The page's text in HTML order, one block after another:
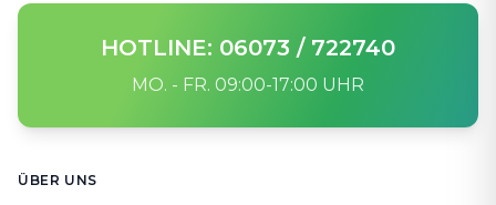
HOTLINE: 06073 / 722740
MO. - FR. 09:00-17:00 UHR
ÜBER UNS